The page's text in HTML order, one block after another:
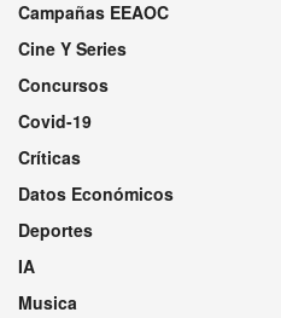
Campañas EEAOC
Cine Y Series
Concursos
Covid-19
Críticas
Datos Económicos
Deportes
IA
Musica